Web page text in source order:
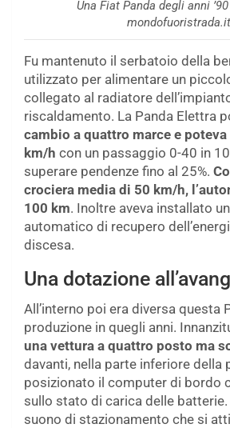
Una Fiat Panda degli anni
mondofuoristrada.it
Fu mantenuto il serbatoio della
utilizzato per alimentare un
collegato al radiatore
riscaldamento. La Panda Elettra
cambio a quattro marce e
km/h con un passaggio 0-40 in
superare pendenze fino al 25%.
crociera media di 50 km/h,
100 km. Inoltre aveva installato
automatico di recupero
discesa.
Una dotazione
All’interno poi era diversa questa
produzione in quegli anni.
una vettura a quattro posto ma
davanti, nella parte inferiore della
posizionato il computer di bordo
sullo stato di carica delle batterie.
suono di stazionamento che si